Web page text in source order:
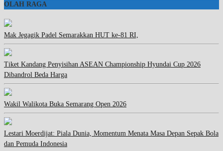
OLAH RAGA
Mak Jegagik Padel Semarakkan HUT ke-81 RI,
Tiket Kandang Penyisihan ASEAN Championship Hyundai Cup 2026
Dibandrol Beda Harga
Wakil Walikota Buka Semarang Open 2026
Lestari Moerdijat: Piala Dunia, Momentum Menata Masa Depan Sepak Bola
dan Pemuda Indonesia